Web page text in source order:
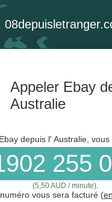
08depuisletranger
Appeler Ebay
Australie
depuis l' Australie,
255
(5,50 AUD / minute)
vous sera facturé (